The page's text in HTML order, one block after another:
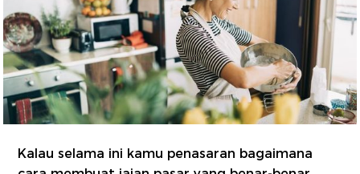
Kalau selama ini kamu penasaran bagaimana